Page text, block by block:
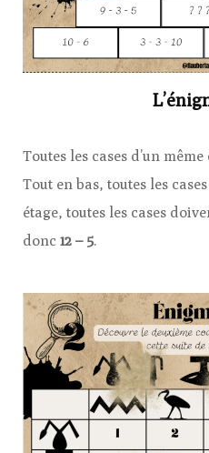
Toutes les cases d’un
Tout en bas, toutes les
étage, toutes les cases
donc 12 – 5.